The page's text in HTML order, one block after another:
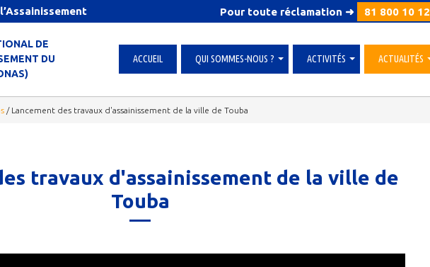
Pour toute réclamation ➜ 81 800 10 12
DE
DU
ACCUEIL QUI SOMMES-NOUS ? ACTIVITÉS ACTUALITÉS
/ Lancement des travaux d'assainissement de la ville de Touba
travaux d'assainissement de la ville de
Touba